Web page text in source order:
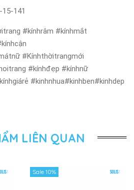
141
#kínhrâm #kínhmắt
#Kínhthờitrangmới
#kínhđẹp #kínhnữ
#kinhnhua#kinhben#kinhdep
LIÊN QUAN
Sale 10%